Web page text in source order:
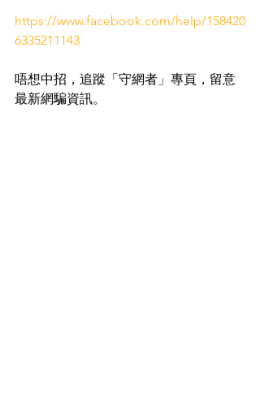
https://www.facebook.com/help/158420
6335211143
唔想中招，追蹤「守網者」專頁，留意
最新網騙資訊。